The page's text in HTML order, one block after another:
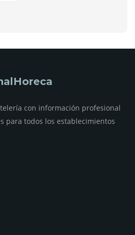
con información profesional
para todos los establecimientos